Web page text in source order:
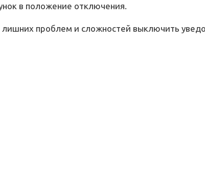
в положение отключения.
проблем и сложностей выключить